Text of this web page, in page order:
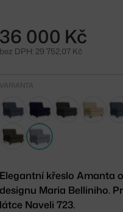
36 000 Kč
bez DPH: 29 752,07 Kč
VARIANTA
Elegantní křeslo Amanta
designu Maria Belliniho.
látce Naveli 723.